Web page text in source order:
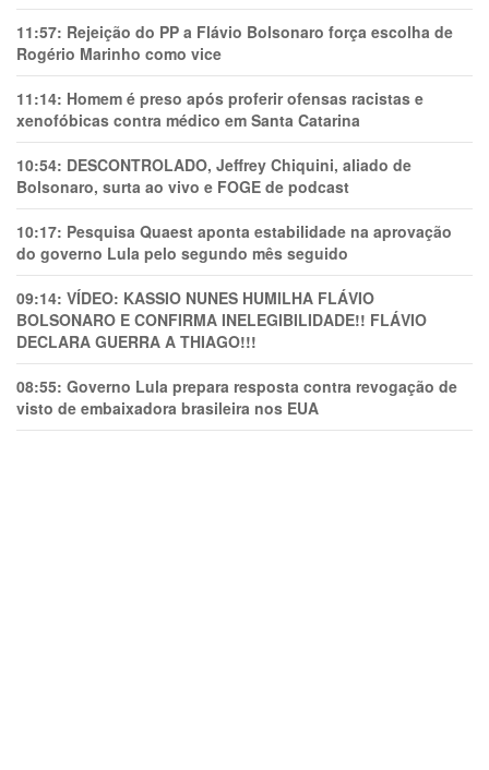
11:57: Rejeição do PP a Flávio Bolsonaro força escolha de
Rogério Marinho como vice
11:14: Homem é preso após proferir ofensas racistas e
xenofóbicas contra médico em Santa Catarina
10:54: DESCONTROLADO, Jeffrey Chiquini, aliado de
Bolsonaro, surta ao vivo e FOGE de podcast
10:17: Pesquisa Quaest aponta estabilidade na aprovação
do governo Lula pelo segundo mês seguido
09:14: VÍDEO: KASSIO NUNES HUMlLHA FLÁVIO
BOLSONARO E CONFIRMA INELEGIBILIDADE!! FLÁVIO
DECLARA GUERRA A THIAGO!!!
08:55: Governo Lula prepara resposta contra revogação de
visto de embaixadora brasileira nos EUA